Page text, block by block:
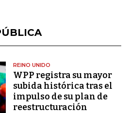
REINO UNIDO
WPP registra su mayor
subida histórica tras el
impulso de su plan de
reestructuración